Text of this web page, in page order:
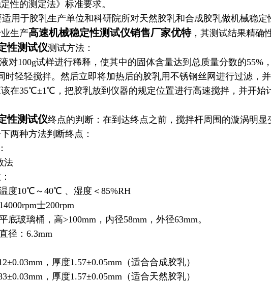
性的测定法》标准要求。
用于胶乳生产单位和科研院所对天然胶乳和合成胶乳做机械稳定
生产高速机械稳定性测试仪销售厂家优特，其测试结果精确
性测试仪测试方法：
对100g试样进行稀释，使其中的固体含量达到总质量分数的55%
时轻轻搅拌。然后立即将加热后的胶乳用不锈钢丝网进行过滤，
在35℃±1℃，把胶乳放到仪器的规定位置进行高速搅拌，并开始
性测试仪终点的判断：在到达终点之前，搅拌杆周围的漩涡明
两种方法判断终点：
法
度10℃～40℃ 、湿度＜85%RH
士200rpm
底玻璃桶，高>100mm，内径58mm，外径63mm。
径：6.3mm
，厚度1.57±0.05mm（适合合成胶乳）
，厚度1.57±0.05mm（适合天然胶乳）